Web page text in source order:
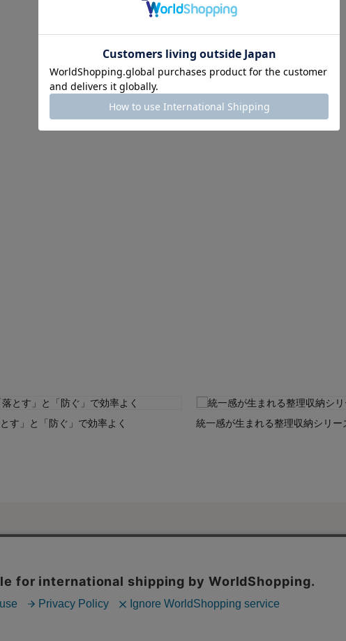
とす」と「防ぐ」で効率よく 統一感が生まれる整理収納シリー
ルメゾンネット